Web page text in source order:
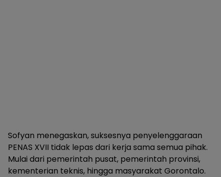
Sofyan menegaskan, suksesnya penyelenggaraan
PENAS XVII tidak lepas dari kerja sama semua pihak.
Mulai dari pemerintah pusat, pemerintah provinsi,
kementerian teknis, hingga masyarakat Gorontalo.